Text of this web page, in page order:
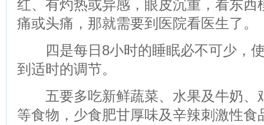
红、有灼热或异感，眼皮沉重，看东西
痛或头痛，那就需要到医院看医生了。
四是每日8小时的睡眠必不可少，使
到适时的调节。
五要多吃新鲜蔬菜、水果及牛奶、
等食物，少食肥甘厚味及辛辣刺激性食